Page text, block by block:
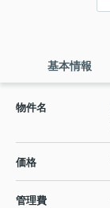
基本情報
物件名
価格
管理費